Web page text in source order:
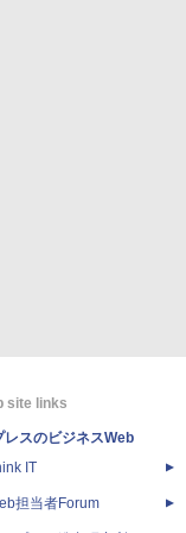
site links
レスのビジネスWeb
IT
担当者Forum